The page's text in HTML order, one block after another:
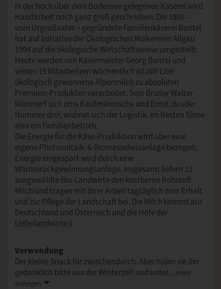
In der hoch über dem Bodensee gelegenen Käserei wird
Handarbeit noch ganz groß geschrieben. Die 1886 –
vom Urgroßvater – gegründete Familienkäserei Bantel
hat auf Initiative der Ökologischen Molkereien Allgäu
1994 auf die ökologische Wirtschaftsweise umgestellt.
Heute werden von Käsermeister Georg Bantel und
seinen 15 Mitarbeitern wöchentlich 60.000 Liter
ökologisch gewonnene Alpenmilch zu absoluten
Premium-Produkten verarbeitet. Sein Bruder Walter
kümmert sich ums Kaufmännische und Ernst, Bruder
Nummer drei, widmet sich der Logistik. Im Besten Sinne
also ein Familienbetrieb.
Die Energie für die Käse-Produktion wird über eine
eigene Photovoltaik- & Biomasseheizanlage bezogen,
Energie eingespart wird durch eine
Wärmerückgewinnungsanlage. Insgesamt liefern 12
ausgewählte Bio-Landwirte den kostbaren Rohstoff
Milch und tragen mit ihrer Arbeit tagtäglich zum Erhalt
und zur Pflege der Landschaft bei. Die Milch kommt aus
Deutschland und Österreich und die Höfe der
Lieferlandwirte li
Verwendung
Der kleine Snack für zwischendurch. Aber holen sie ihn
gedanklich bitte aus der Winterzeit und unter... mehr
anzeigen